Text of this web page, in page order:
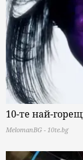
10-те най-
MelomanBG - 10te.bg